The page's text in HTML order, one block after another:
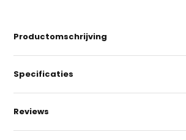
Productomschrijving
Specificaties
Reviews